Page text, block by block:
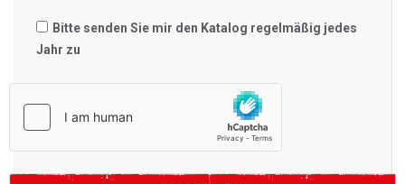
Bitte senden Sie mir den Katalog regelmäßig jedes
Jahr zu